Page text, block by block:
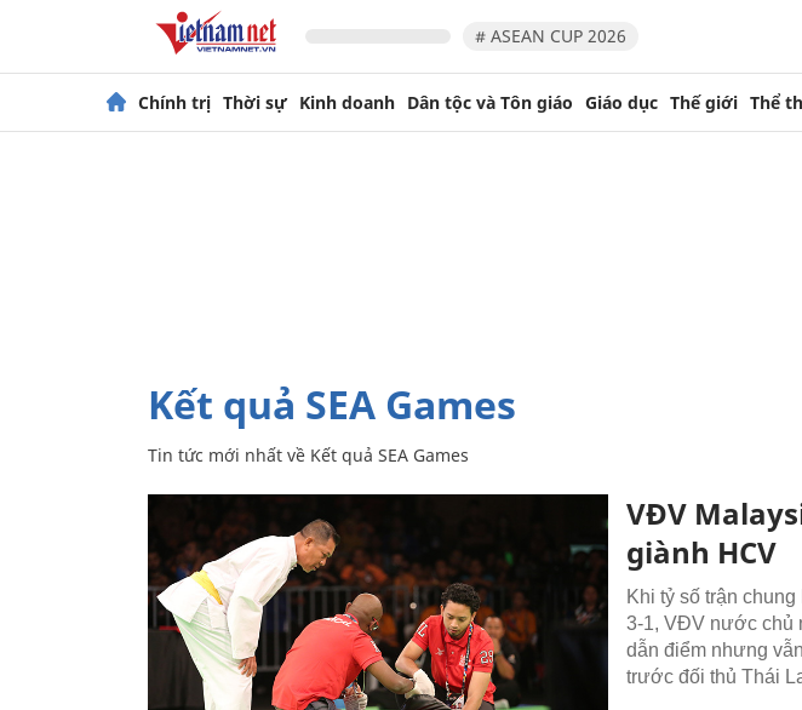
# ASEAN CUP 2026
Chính trị Thời sự Kinh doanh Dân tộc và Tôn giáo Giáo dục Thế giới Thể
Kết quả SEA Games
Tin tức mới nhất về Kết quả SEA Games
VĐV
giành HCV
Khi tỷ số trận
3-1, VĐV nước chủ
dẫn điểm nhưng
trước đối thủ Thái